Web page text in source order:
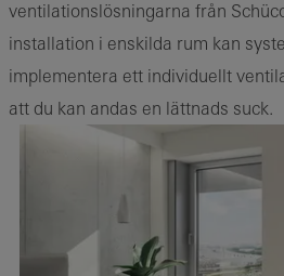
ventilationslösningarna från
installation i enskilda rum kan
implementera ett individuellt
att du kan andas en lättnads suck.